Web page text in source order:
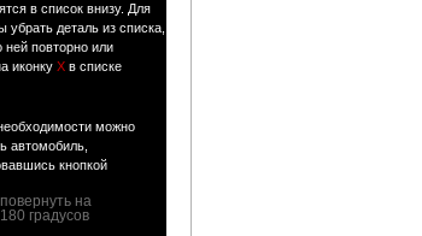
в список внизу. Для
убрать деталь из списка,
повторно или
иконку Х в списке
можно
автомобиль,
кнопкой
повернуть на
180 градусов